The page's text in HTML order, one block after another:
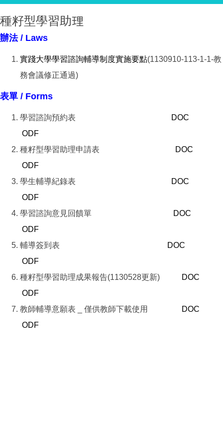
種籽型學習助理
辦法 / Laws
實踐大學學習諮詢輔導制度實施要點(1130910-113-1-1-教
務會議修正通過)
表單 / Forms
學習諮詢預約表
DOC
ODF
種籽型學習助理申請表
DOC
ODF
學生輔導紀錄表
DOC
ODF
學習諮詢意見回饋單
DOC
ODF
輔導簽到表
DOC
ODF
種籽型學習助理成果報告(1130528更新)
DOC
ODF
教師輔導意願表 _ 僅供教師下載使用
DOC
ODF